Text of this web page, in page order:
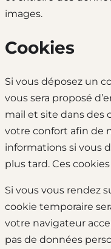
images.
Cookies
Si vous déposez un
vous sera proposé
mail et site dans des
votre confort afin de
informations si vous
plus tard. Ces
Si vous vous rendez
cookie temporaire
votre navigateur
pas de données